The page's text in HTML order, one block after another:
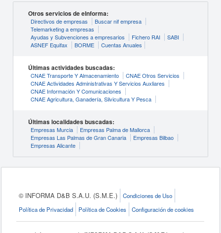
Otros servicios de eInforma:
Directivos de empresas
Buscar nif empresa
Telemarketing a empresas
Ayudas y Subvenciones a empresarios
Fichero RAI
SABI
ASNEF Equifax
BORME Cuentas Anuales
Últimas actividades buscadas:
CNAE Transporte Y Almacenamiento
CNAE Otros Servicios
CNAE Actividades Administrativas Y Servicios Auxliares
CNAE Información Y Comunicaciones
CNAE Agricultura, Ganadería, Silvicultura Y Pesca
Últimas localidades buscadas:
Empresas Murcia
Empresas Palma de Mallorca
Empresas Las Palmas de Gran Canaria
Empresas Bilbao
Empresas Alicante
© INFORMA D&B S.A.U. (S.M.E.)
Condiciones de Uso
Política de Privacidad
Política de Cookies Configuración de cookies